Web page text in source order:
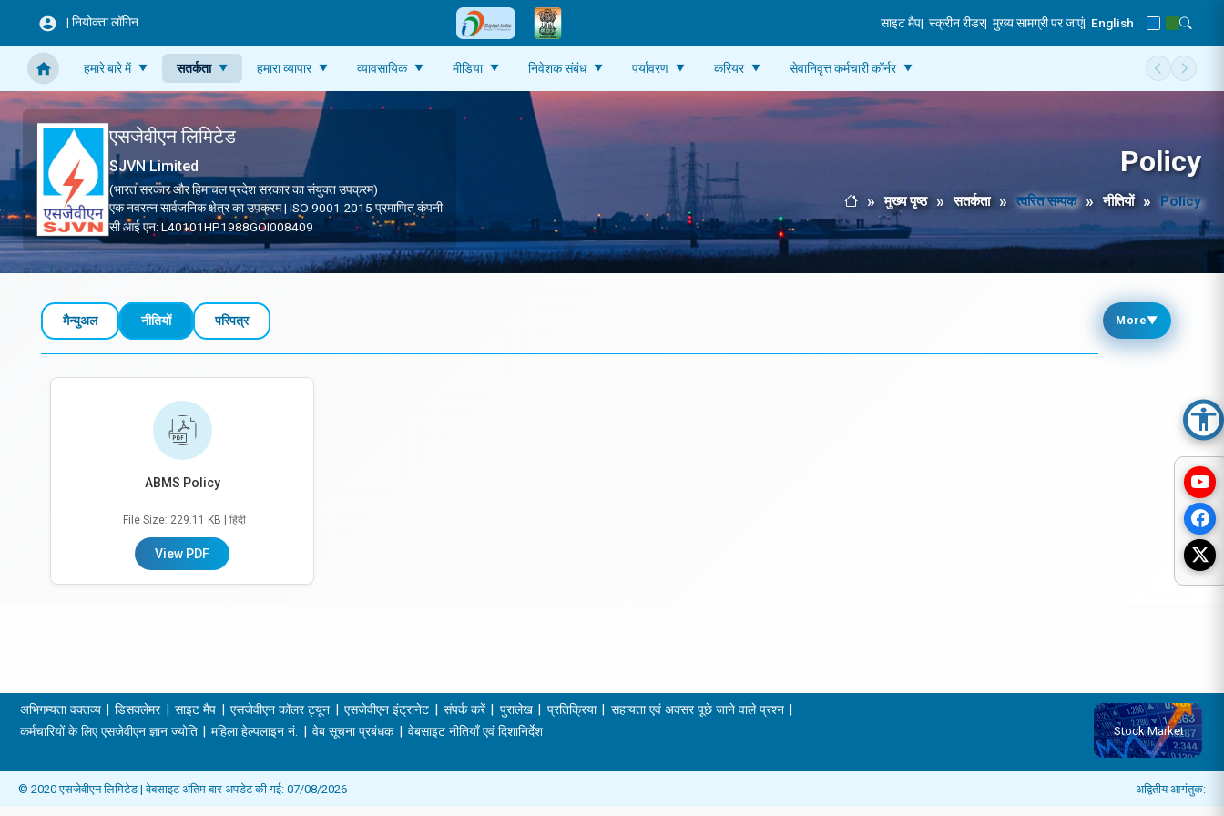
| नियोक्ता लॉगिन साइट मैप| स्क्रीन रीडर| मुख्य सामग्री पर जाएं| English
Blue Theme
Green
Toggle
हमारे बारे में सतर्कता हमारा व्यापार व्यावसायिक मीडिया निवेशक संबंध पर्यावरण करियर सेवानिवृत्त कर्मचारी कॉर्नर
ScrollScroll
एसजेवीएन लिमिटेड
SJVN Limited
(भारत सरकार और हिमाचल प्रदेश सरकार का संयुक्त उपक्रम)
एक नवरत्न सार्वजनिक क्षेत्र का उपक्रम | ISO 9001:2015 प्रमाणित कंपनी
सी आई एन: L40101HP1988GOI008409
Policy
Breadcrumb
मुख्य पृष्ठमुख्य पृष्ठ सतर्कता त्वरित सम्पक नीतियों Policy
त्वरित सम्पक
मैन्युअल नीतियों परिपत्र More▼
ABMS Policy
File Size: 229.11 KB | हिंदी
View PDF
अभिगम्यता वक्तव्य डिसक्लेमर साइट मैप एसजेवीएन कॉलर ट्यून एसजेवीएन इंट्रानेट संपर्क करें पुरालेख प्रतिक्रिया
सहायता एवं अक्सर पूछे जाने वाले प्रश्न
कर्मचारियों के लिए एसजेवीएन ज्ञान ज्योति
महिला हेल्पलाइन नं. वेब सूचना प्रबंधक वेबसाइट नीतियाँ एवं दिशानिर्देश Stock Market
© 2020 एसजेवीएन लिमिटेड | वेबसाइट अंतिम बार अपडेट की गई: 07/08/2026 अद्वितीय आगंतुक: